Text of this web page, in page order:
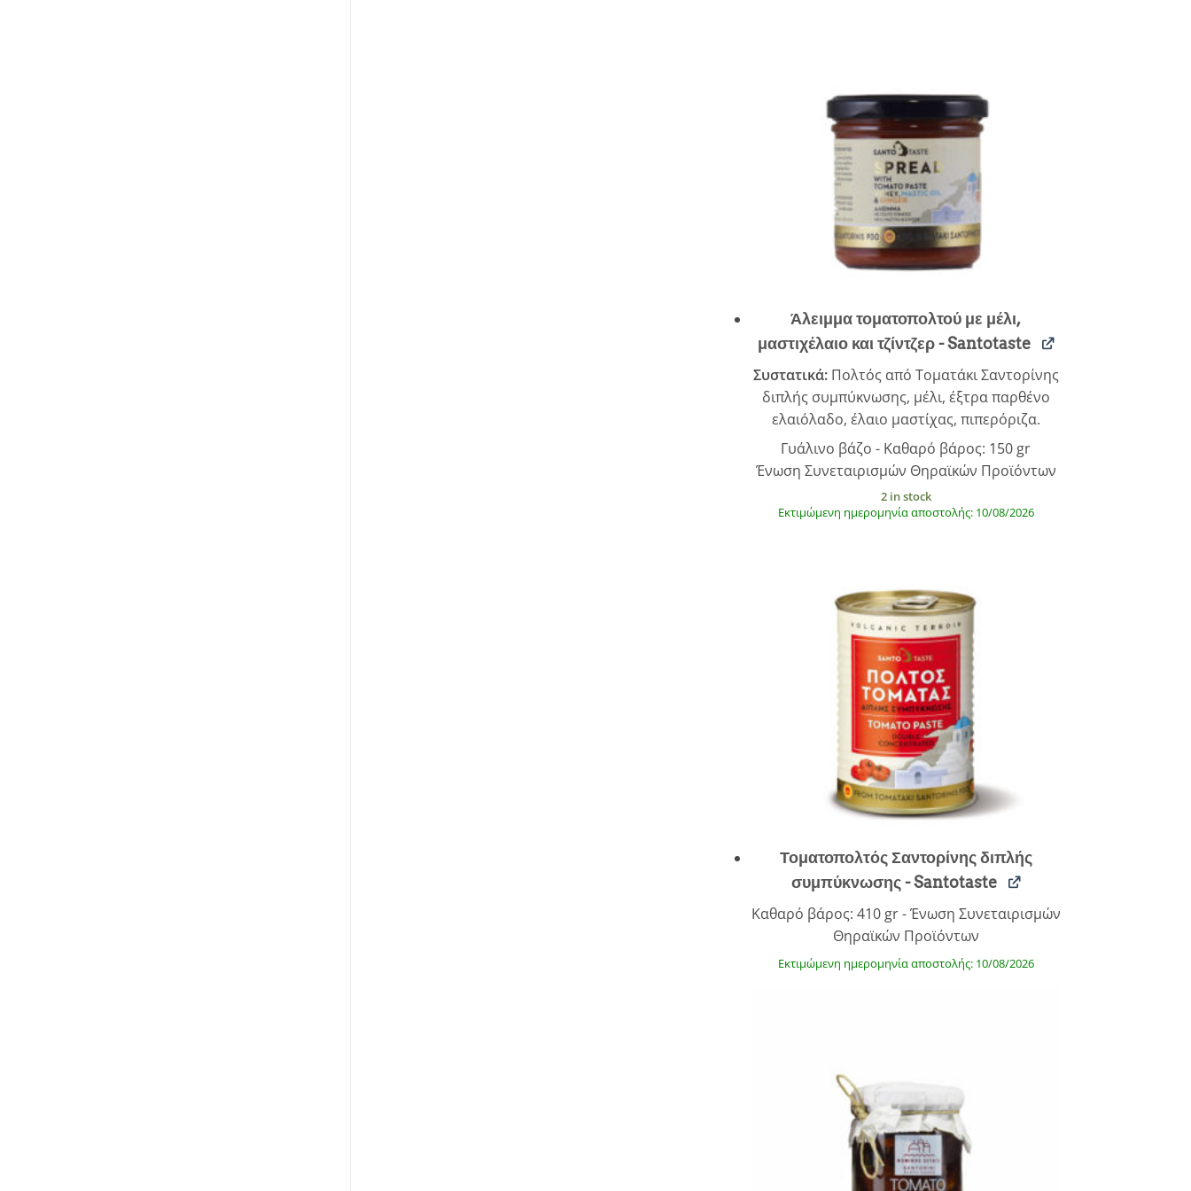
Άλειμμα τοματοπολτού με μέλι,
μαστιχέλαιο και τζίντζερ - Santotaste
Συστατικά:Πολτός από Τοματάκι Σαντορίνης
διπλής συμπύκνωσης, μέλι, έξτρα παρθένο
ελαιόλαδο, έλαιο μαστίχας, πιπερόριζα.
Γυάλινο βάζο - Καθαρό βάρος: 150 gr
Ένωση Συνεταιρισμών Θηραϊκών Προϊόντων
2 in stock
Εκτιμώμενη ημερομηνία αποστολής: 10/08/2026
Τοματοπολτός Σαντορίνης διπλής
συμπύκνωσης - Santotaste
Καθαρό βάρος: 410 gr - Ένωση Συνεταιρισμών
Θηραϊκών Προϊόντων
Εκτιμώμενη ημερομηνία αποστολής: 10/08/2026